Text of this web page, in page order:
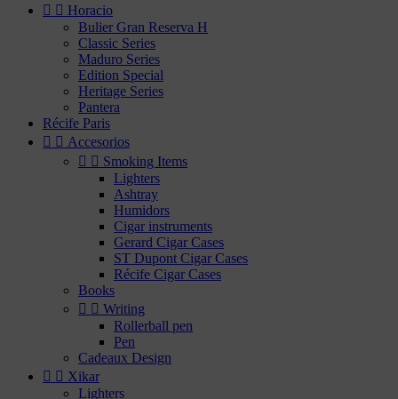
  Horacio
Bulier Gran Reserva H
Classic Series
Maduro Series
Edition Special
Heritage Series
Pantera
Récife Paris
  Accesorios
  Smoking Items
Lighters
Ashtray
Humidors
Cigar instruments
Gerard Cigar Cases
ST Dupont Cigar Cases
Récife Cigar Cases
Books
  Writing
Rollerball pen
Pen
Cadeaux Design
  Xikar
Lighters